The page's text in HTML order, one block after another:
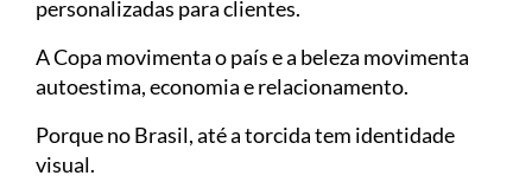
personalizadas para clientes.
A Copa movimenta o país e a beleza movimenta
autoestima, economia e relacionamento.
Porque no Brasil, até a torcida tem identidade
visual.